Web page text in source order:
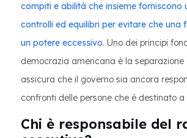
compiti e abilità che insieme forniscono
controlli ed equilibri per evitare che una
un potere eccessivo. Uno dei principi
democrazia americana è la separazione
assicura che il governo sia ancora
confronti delle persone che è destinato a
Chi è responsabile del